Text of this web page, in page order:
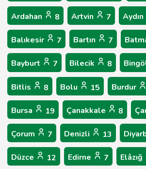
Ardahan 8 Artvin 7 Aydın
Balıkesir 7 Bartın 7
Bayburt 7 Bilecik 8
Bitlis 8 Bolu 15 Burdur
Bursa 19 Çanakkale 8
Çorum 7 Denizli 13
Düzce 12 Edirne 7 Elâzığ